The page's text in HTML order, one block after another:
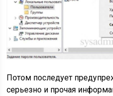
Потом последует
серьезно и прочая